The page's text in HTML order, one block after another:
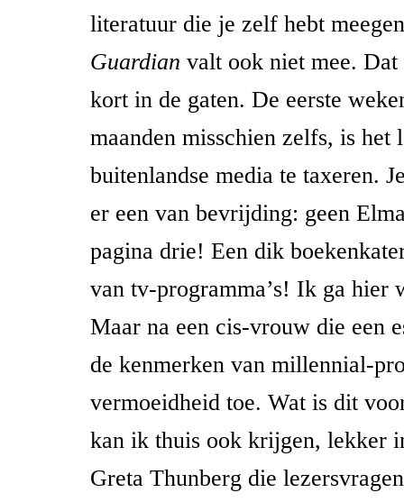
literatuur die je zelf hebt
Guardian valt ook niet mee. Dat
kort in de gaten. De eerste
maanden misschien zelfs, is het
buitenlandse media te taxeren.
er een van bevrijding: geen
pagina drie! Een dik
van tv-programma’s! Ik ga hier
Maar na een cis-vrouw die een
de kenmerken van millennial-
vermoeidheid toe. Wat is dit
kan ik thuis ook krijgen, lekker
Greta Thunberg die